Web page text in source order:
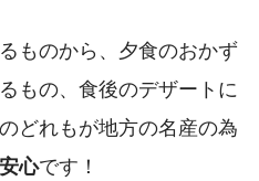
ものから、夕食のおかず
もの、食後のデザートに
どれもが地方の名産の為
心です！